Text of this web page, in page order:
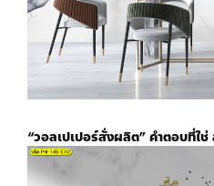
“วอลเปเปอร์สั่งผลิต” คำตอบที่ใ